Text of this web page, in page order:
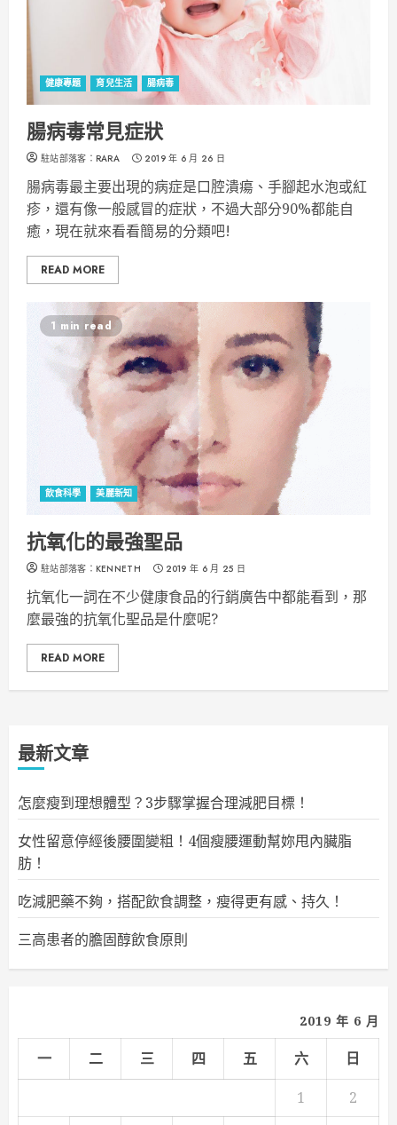
健康專題 育兒生活 腸病毒
腸病毒常見症狀
駐站部落客：RARA 2019 年 6 月 26 日
腸病毒最主要出現的病症是口腔潰瘍、手腳起水泡或紅
疹，還有像一般感冒的症狀，不過大部分90%都能自
癒，現在就來看看簡易的分類吧!
READ MORE
1 min read
飲食科學 美麗新知
抗氧化的最強聖品
駐站部落客：KENNETH 2019 年 6 月 25 日
抗氧化一詞在不少健康食品的行銷廣告中都能看到，那
麼最強的抗氧化聖品是什麼呢?
READ MORE
最新文章
怎麼瘦到理想體型？3步驟掌握合理減肥目標！
女性留意停經後腰圍變粗！4個瘦腰運動幫妳甩內臟脂
肪！
吃減肥藥不夠，搭配飲食調整，瘦得更有感、持久！
三高患者的膽固醇飲食原則
2019 年 6 月
一 二 三 四 五 六
日
1
2